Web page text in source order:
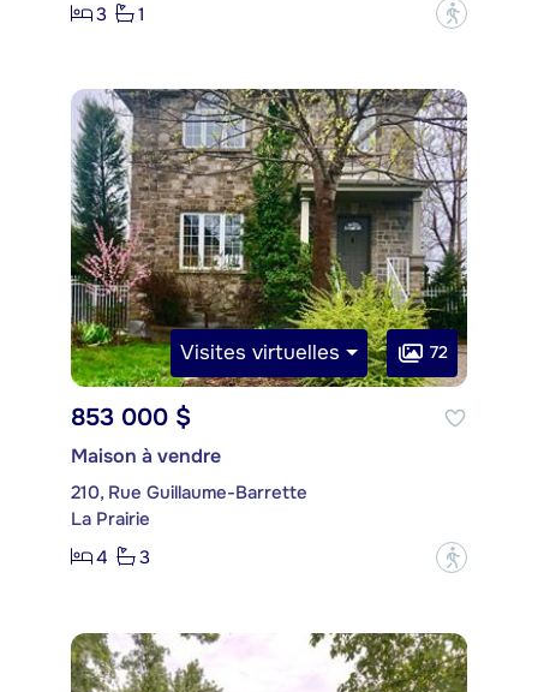
3
1 ?
Visites virtuelles 72
853 000 $
Maison à vendre
210, Rue Guillaume-Barrette
La Prairie
4
3 ?